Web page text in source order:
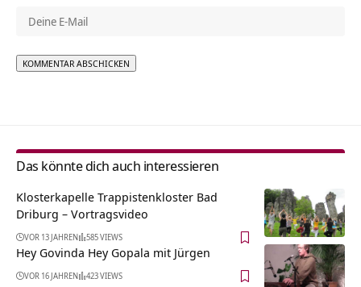
Das könnte dich auch interessieren
Klosterkapelle Trappistenkloster Bad
Driburg‏‎ – Vortragsvideo
VOR 13 JAHREN 585 VIEWS
Hey Govinda Hey Gopala mit Jürgen
VOR 16 JAHREN 423 VIEWS